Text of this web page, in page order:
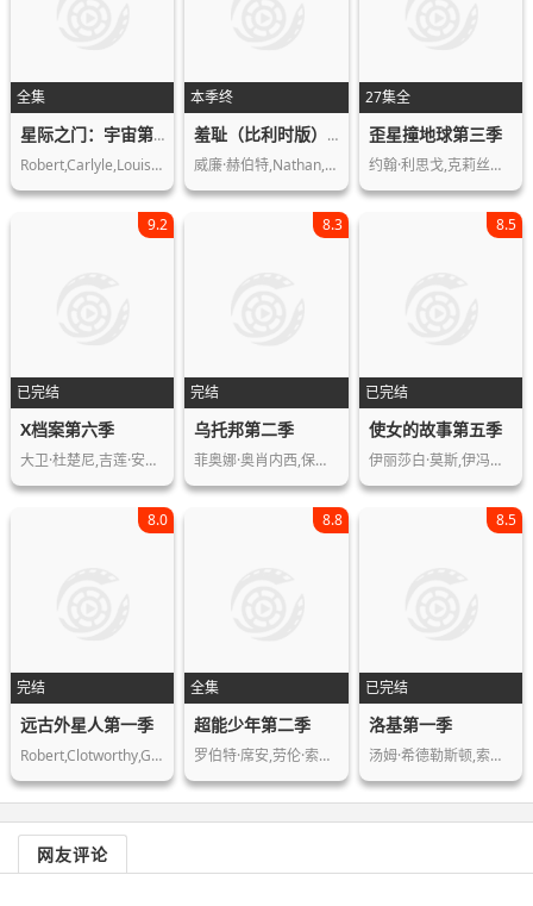
全集
星际之门：宇宙第二季
Robert,Carlyle,Louis,Ferreira,Brian,…
本季终
羞耻（比利时版）第三季
威廉·赫伯特,Nathan,Bouts,Noa,…
27集全
歪星撞地球第三季
约翰·利思戈,克莉丝汀·约翰斯顿,弗伦…
已完结
9.2
X档案第六季
大卫·杜楚尼,吉莲·安德森,威廉·B·…
完结
8.3
乌托邦第二季
菲奥娜·奥肖内西,保罗·希金斯,亚历山…
已完结
8.5
使女的故事第五季
伊丽莎白·莫斯,伊冯娜·斯特拉霍夫斯…
完结
8.0
远古外星人第一季
Robert,Clotworthy,Giorgio,Tsoukalos,…
全集
8.8
超能少年第二季
罗伯特·席安,劳伦·索恰,伊万·瑞恩,…
已完结
8.5
洛基第一季
汤姆·希德勒斯顿,索菲娅·迪·马蒂诺…
网友评论